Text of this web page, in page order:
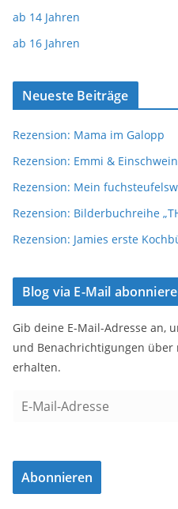
ab 14 Jahren
ab 16 Jahren
Neueste Beiträge
Rezension: Mama im Galopp
Rezension: Emmi &
Rezension: Mein
Rezension: Bilderbuchreihe
Rezension: Jamies erste
Blog via E-Mail
Gib deine E-Mail-Adresse an,
und Benachrichtigungen über
erhalten.
a
l
Abonnieren